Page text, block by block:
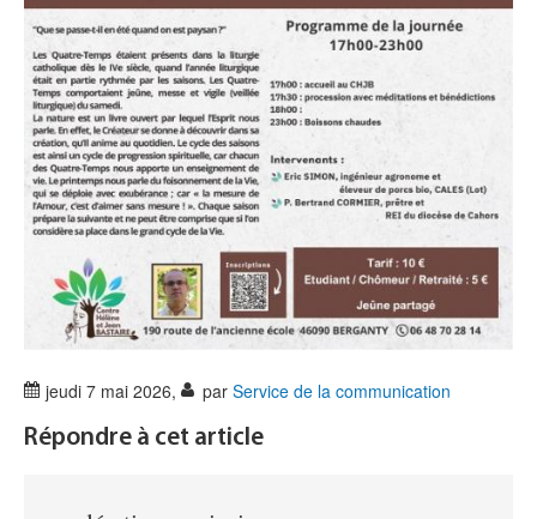
jeudi 7 mai 2026, par Service de la communication
Répondre à cet article